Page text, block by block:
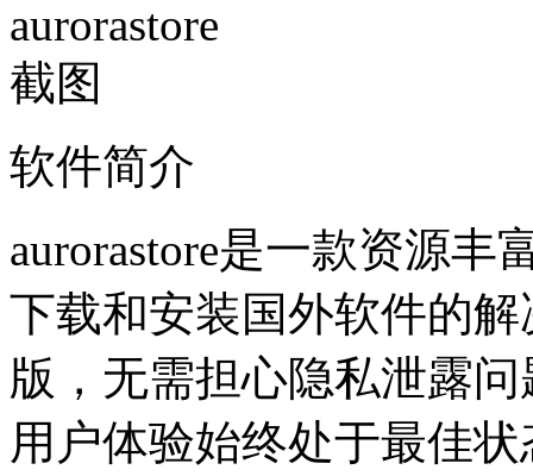
软件简介
aurorastore是一款资源
下载和安装国外软件的
版，无需担心隐私泄露
用户体验始终处于最佳状